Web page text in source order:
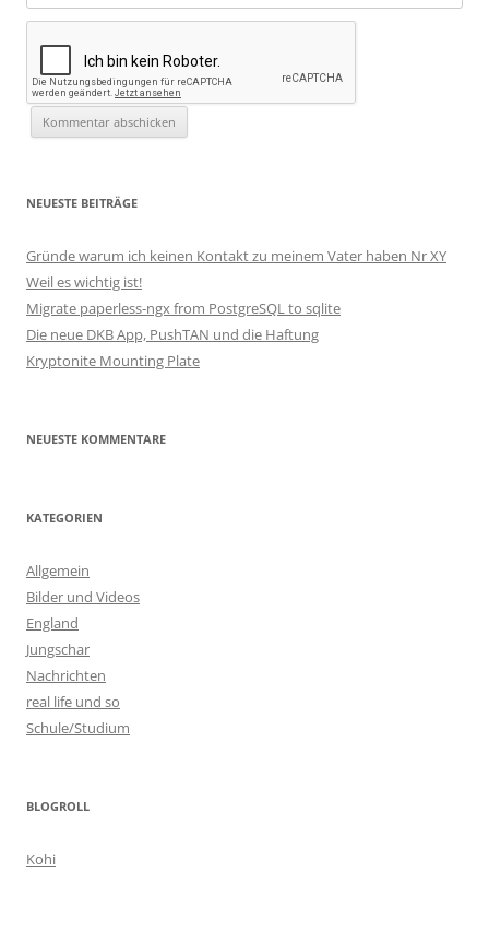
NEUESTE BEITRÄGE
Gründe warum ich keinen Kontakt zu meinem Vater haben Nr XY
Weil es wichtig ist!
Migrate paperless-ngx from PostgreSQL to sqlite
Die neue DKB App, PushTAN und die Haftung
Kryptonite Mounting Plate
NEUESTE KOMMENTARE
KATEGORIEN
Allgemein
Bilder und Videos
England
Jungschar
Nachrichten
real life und so
Schule/Studium
BLOGROLL
Kohi